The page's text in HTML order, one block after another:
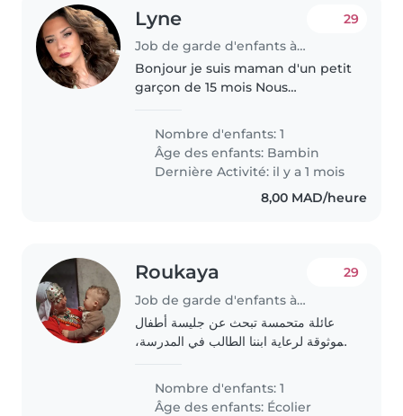
Lyne
Job de garde d'enfants à Marrakech
29
Bonjour je suis maman d'un petit
garçon de 15 mois Nous
nous avons 2 chiens et 1 chat J'ai
besoin d'une personne quivex
moi pour prendre soin de ma..
Nombre d'enfants: 1
Âge des enfants: Bambin
Dernière Activité: il y a 1 mois
8,00 MAD/heure
Roukaya
Job de garde d'enfants à Marrakech
29
عائلة متحمسة تبحث عن جليسة أطفال
موثوقة لرعاية ابننا الطالب في المدرسة،
شخص قادر على مساعدته في أداء
الواجبات المدرسية. نرجو أن تكون جليستنا
Nombre d'enfants: 1
Âge des enfants: Écolier